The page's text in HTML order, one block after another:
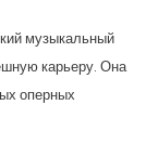
музыкальный
карьеру. Она
оперных